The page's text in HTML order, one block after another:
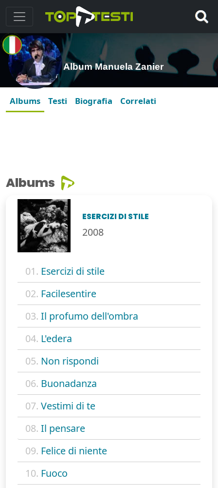
Album Manuela Zanier
Albums Testi Biografia Correlati
Albums
ESERCIZI DI STILE
2008
01. Esercizi di stile
02. Facilesentire
03. Il profumo dell'ombra
04. L'edera
05. Non rispondi
06. Buonadanza
07. Vestimi di te
08. Il pensare
09. Felice di niente
10. Fuoco